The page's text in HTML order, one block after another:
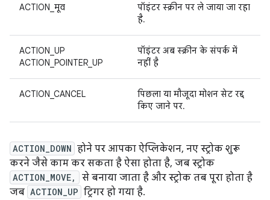
ACTION_मूव
पॉइंटर स्क्रीन पर ले जाया जा रहा
है.
ACTION_UP
ACTION_POINTER_UP
पॉइंटर अब स्क्रीन के संपर्क में
नहीं है
ACTION_CANCEL
पिछला या मौजूदा मोशन सेट रद्द
किए जाने पर.
ACTION_DOWN होने पर आपका ऐप्लिकेशन, नए स्ट्रोक शुरू
करने जैसे काम कर सकता है ऐसा होता है, जब स्ट्रोक
ACTION_MOVE,
से बनाया जाता है और स्ट्रोक तब पूरा होता है
जब ACTION_UP ट्रिगर हो गया है.